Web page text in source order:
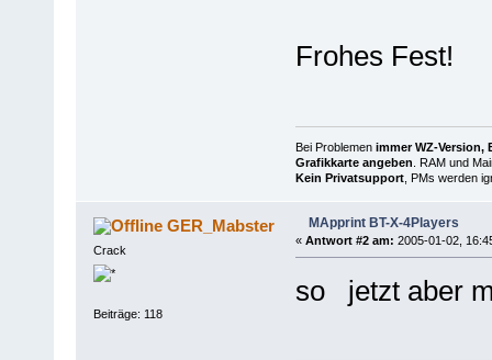
Frohes Fest!
Bei Problemen immer WZ-Version,
Grafikkarte angeben . RAM und
Kein Privatsupport, PMs werden
GER_Mabster
Crack
Beiträge: 118
MApprint BT-X-4Players
« Antwort #2 am: 2005-01-02,
so jetzt aber